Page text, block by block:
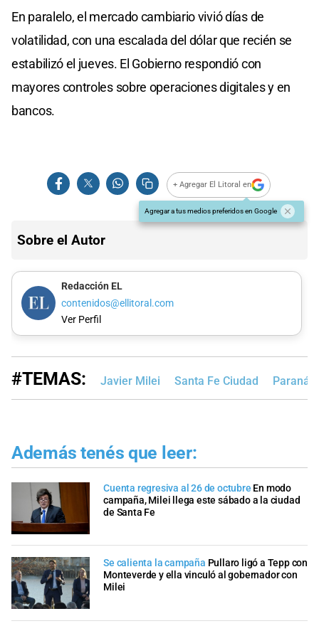
En paralelo, el mercado cambiario vivió días de
volatilidad, con una escalada del dólar que recién se
estabilizó el jueves. El Gobierno respondió con
mayores controles sobre operaciones digitales y en
bancos.
+ Agregar El Litoral en
Agregar a tus medios preferidos en Google
Sobre el Autor
Redacción EL
contenidos@ellitoral.com
Ver Perfil
#TEMAS: Javier Milei Santa Fe Ciudad Paraná
Además tenés que leer:
Cuenta regresiva al 26 de octubre En modo
campaña, Milei llega este sábado a la ciudad
de Santa Fe
Se calienta la campaña Pullaro ligó a Tepp con
Monteverde y ella vinculó al gobernador con
Milei